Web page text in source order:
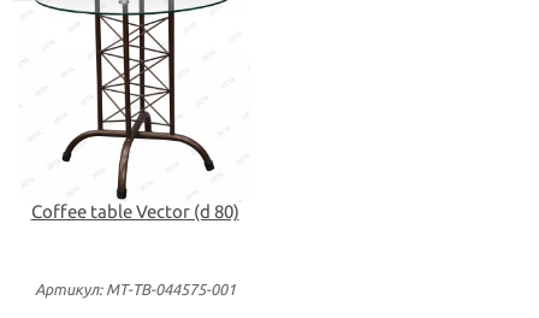
Coffee table Vector (d 80)
Артикул: МТ-ТВ-044575-001